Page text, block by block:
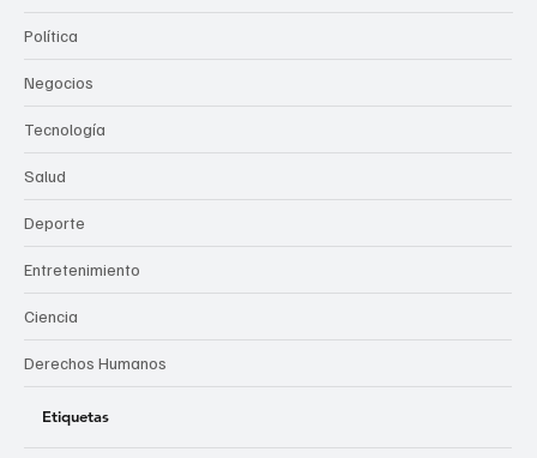
Política
Negocios
Tecnología
Salud
Deporte
Entretenimiento
Ciencia
Derechos Humanos
Etiquetas